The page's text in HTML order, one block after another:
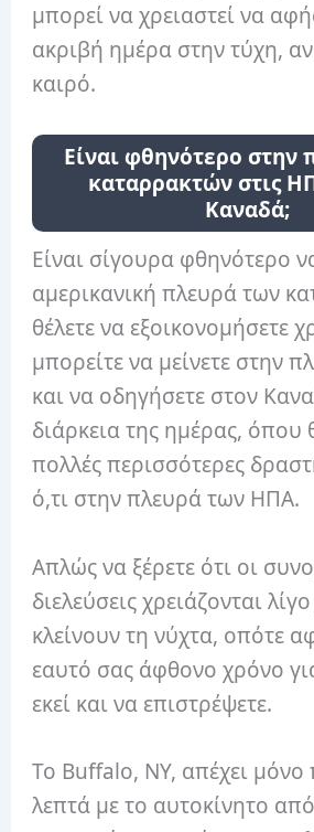
μπορεί να χρειαστεί να
ακριβή ημέρα στην τύχη,
καιρό.
Είναι φθηνότερο στην
καταρρακτών στις
Καναδά;
Είναι σίγουρα φθηνότερο
αμερικανική πλευρά των
θέλετε να εξοικονομήσετε
μπορείτε να μείνετε στην
και να οδηγήσετε στον
διάρκεια της ημέρας, όπου
πολλές περισσότερες
ό,τι στην πλευρά των ΗΠΑ.
Απλώς να ξέρετε ότι οι
διελεύσεις χρειάζονται
κλείνουν τη νύχτα, οπότε
εαυτό σας άφθονο χρόνο
εκεί και να επιστρέψετε.
Το Buffalo, NY, απέχει μόνο
λεπτά με το αυτοκίνητο